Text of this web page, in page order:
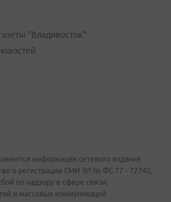
"Владивосток"
информация сетевого издания
о регистрации СМИ ЭЛ № ФС 77 - 72742,
по надзору в сфере связи,
и массовых коммуникаций